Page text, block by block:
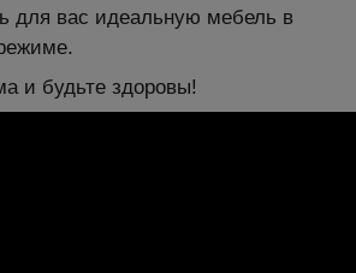
для вас идеальную мебель в
режиме.
и будьте здоровы!